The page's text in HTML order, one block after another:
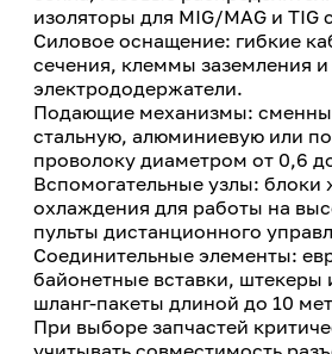
изоляторы для MIG/MAG и TIG
Силовое оснащение: гибкие
сечения, клеммы заземления и
электрододержатели.
Подающие механизмы:
стальную, алюминиевую или
проволоку диаметром от 0,6
Вспомогательные узлы: блоки
охлаждения для работы на
пульты дистанционного
Соединительные элементы:
байонетные вставки,
шланг-пакеты длиной до 10
При выборе запчастей